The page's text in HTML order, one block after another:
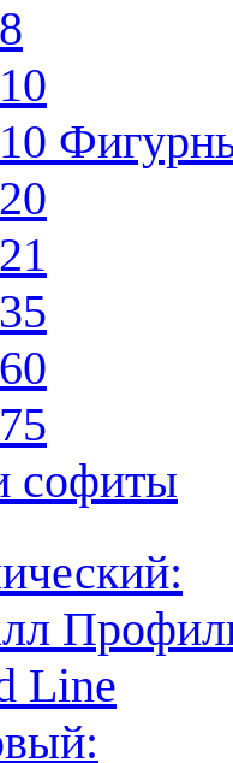
софиты
Line